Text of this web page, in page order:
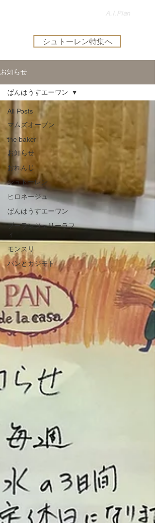
​A.I.Plan
シュトーレン特集へ
お知らせ
All Posts
マムズオーブン
the baker
お知らせ
おれんじ
シュトーレン
ヒロネージュ
ぱんはうすエーワン
ブーランジェリーラフ
ィ
モンスリ
パンとカジモト
ぱんはうすエーワン